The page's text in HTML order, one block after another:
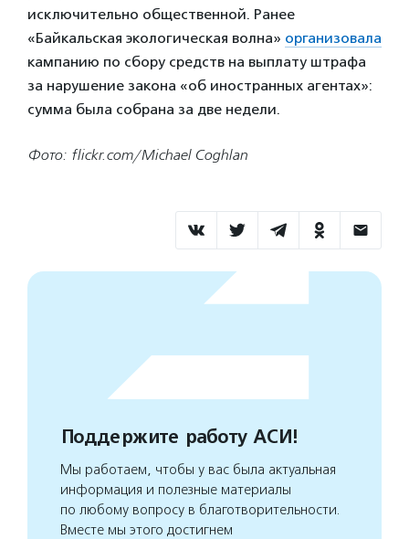
исключительно общественной. Ранее
«Байкальская экологическая волна» организовала
кампанию по сбору средств на выплату штрафа
за нарушение закона «об иностранных агентах»:
сумма была собрана за две недели.
Фото: flickr.com/Michael Coghlan
Поддержите работу АСИ!
Мы работаем, чтобы у вас была актуальная
информация и полезные материалы
по любому вопросу в благотворительности.
Вместе мы этого достигнем